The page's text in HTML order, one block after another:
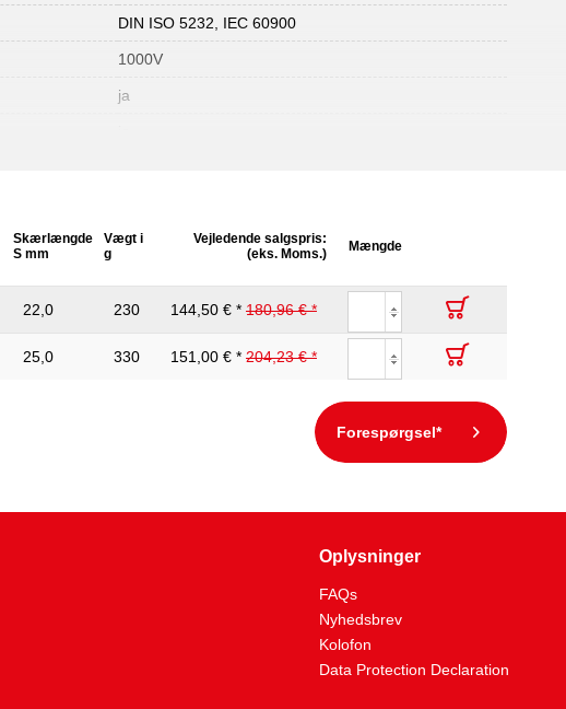
DIN ISO 5232, IEC 60900
1000V
ja
Skærlængde
S mm
Vægt i
g
Vejledende salgspris:
(eks. Moms.)
Mængde
22,0 230 144,50 € * 180,96 € *
25,0 330 151,00 € * 204,23 € *
Forespørgsel*
Oplysninger
FAQs
Nyhedsbrev
Kolofon
Data Protection Declaration